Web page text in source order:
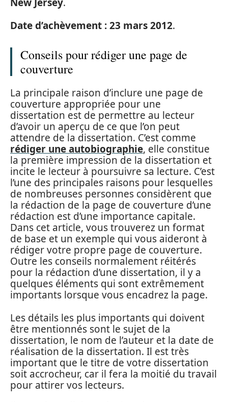
New Jersey.
Date d’achèvement : 23 mars 2012.
Conseils pour rédiger une page de
couverture
La principale raison d’inclure une page de
couverture appropriée pour une
dissertation est de permettre au lecteur
d’avoir un aperçu de ce que l’on peut
attendre de la dissertation. C’est comme
rédiger une autobiographie, elle constitue
la première impression de la dissertation et
incite le lecteur à poursuivre sa lecture. C’est
l’une des principales raisons pour lesquelles
de nombreuses personnes considèrent que
la rédaction de la page de couverture d’une
rédaction est d’une importance capitale.
Dans cet article, vous trouverez un format
de base et un exemple qui vous aideront à
rédiger votre propre page de couverture.
Outre les conseils normalement réitérés
pour la rédaction d’une dissertation, il y a
quelques éléments qui sont extrêmement
importants lorsque vous encadrez la page.
Les détails les plus importants qui doivent
être mentionnés sont le sujet de la
dissertation, le nom de l’auteur et la date de
réalisation de la dissertation. Il est très
important que le titre de votre dissertation
soit accrocheur, car il fera la moitié du travail
pour attirer vos lecteurs.